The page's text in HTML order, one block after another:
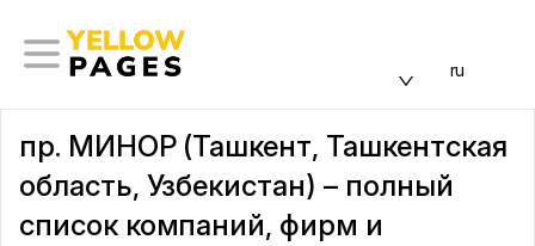
ru
пр. МИНОР (Ташкент, Ташкентская
область, Узбекистан) – полный
список компаний, фирм и